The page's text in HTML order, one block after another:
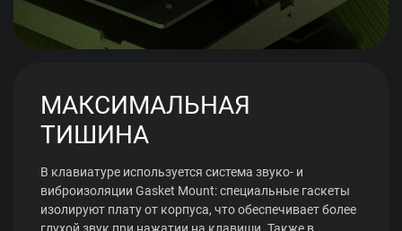
МАКСИМАЛЬНАЯ
ТИШИНА
В клавиатуре используется система звуко- и
виброизоляции Gasket Mount: специальные гаскеты
изолируют плату от корпуса, что обеспечивает более